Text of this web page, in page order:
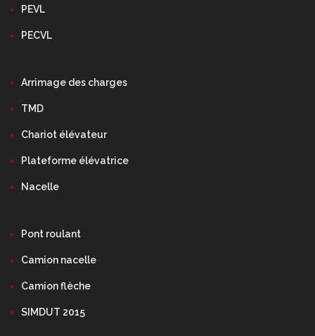
PEVL
PECVL
Arrimage des charges
TMD
Chariot élévateur
Plateforme élévatrice
Nacelle
Pont roulant
Camion nacelle
Camion flèche
SIMDUT 2015